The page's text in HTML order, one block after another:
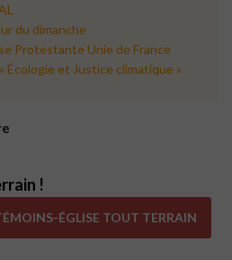
du dimanche
Protestante Unie de France
Écologie et Justice climatique »
!
ÉGLISE TOUT TERRAIN